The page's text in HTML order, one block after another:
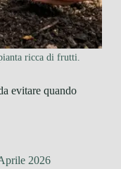
ricca di frutti.
evitare quando
2026